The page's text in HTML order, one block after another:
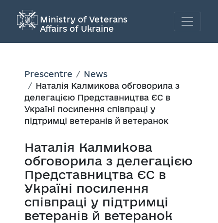
Ministry of Veterans
Affairs of Ukraine
Prescentre
News
Наталія Калмикова обговорила з
делегацією Представництва ЄС в
Україні посилення співпраці у
підтримці ветеранів й ветеранок
Наталія Калмикова
обговорила з делегацією
Представництва ЄС в
Україні посилення
співпраці у підтримці
ветеранів й ветеранок